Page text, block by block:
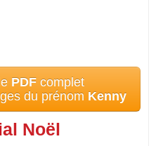
PDF complet
du prénom Kenny
Noël